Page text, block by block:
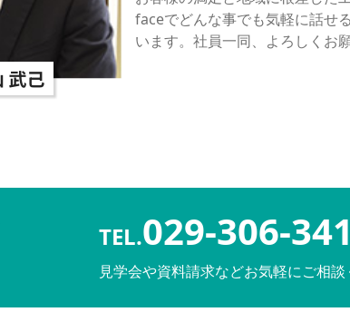
faceでどんな事でも気軽に話せ
います。社員一同、よろしくお
TEL.029-306-
見学会や資料請求などお気軽にご相談